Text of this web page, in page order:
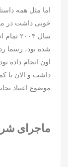
اما مثل همه
خوبی داشت در
سال
شده بود، رسما
اون انجام داده
داشت و الان با
موضوع اعتیاد
ماجرای